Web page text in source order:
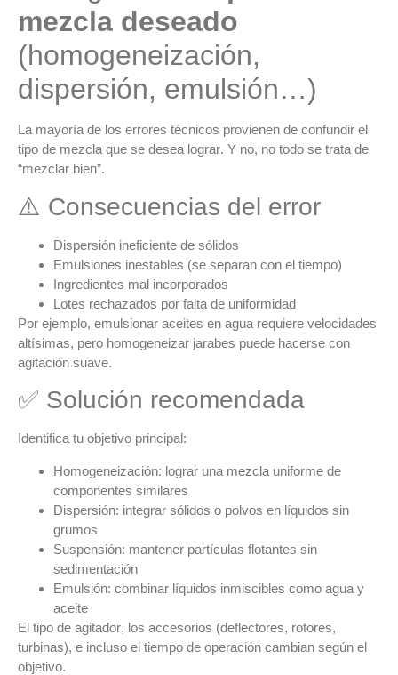
mezcla deseado
(homogeneización,
dispersión, emulsión…)
La mayoría de los errores técnicos provienen de confundir el
tipo de mezcla que se desea lograr. Y no, no todo se trata de
“mezclar bien”.
⚠️ Consecuencias del error
Dispersión ineficiente de sólidos
Emulsiones inestables (se separan con el tiempo)
Ingredientes mal incorporados
Lotes rechazados por falta de uniformidad
Por ejemplo, emulsionar aceites en agua requiere velocidades
altísimas, pero homogeneizar jarabes puede hacerse con
agitación suave.
✅ Solución recomendada
Identifica tu objetivo principal:
Homogeneización: lograr una mezcla uniforme de
componentes similares
Dispersión: integrar sólidos o polvos en líquidos sin
grumos
Suspensión: mantener partículas flotantes sin
sedimentación
Emulsión: combinar líquidos inmiscibles como agua y
aceite
El tipo de agitador, los accesorios (deflectores, rotores,
turbinas), e incluso el tiempo de operación cambian según el
objetivo.